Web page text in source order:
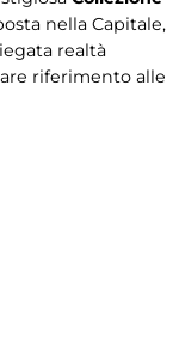
nella Capitale,
realtà
riferimento alle